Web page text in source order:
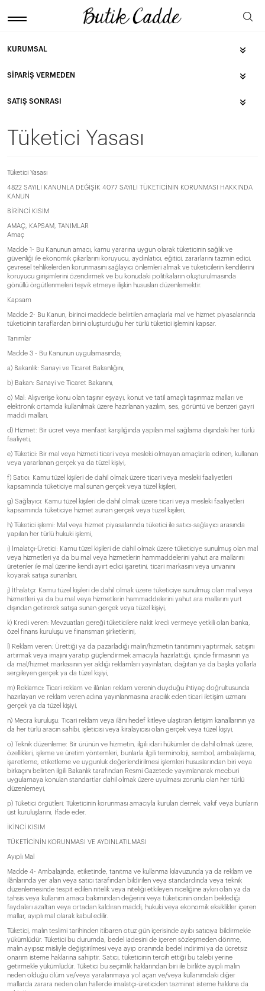
KURUMSAL
SIPARIŞ VERMEDEN
SATIŞ SONRASI
Tüketici Yasası
Tüketici Yasası
4822 SAYILI KANUNLA DEĞİŞİK 4077 SAYILI TÜKETİCİNİN KORUNMASI HAKKINDA
KANUN
BİRİNCİ KISIM
AMAÇ, KAPSAM, TANIMLAR
Amaç
Madde 1- Bu Kanunun amacı, kamu yararına uygun olarak tüketicinin sağlık ve
güvenliği ile ekonomik çıkarlarını koruyucu, aydınlatıcı, eğitici, zararlarını tazmin edici,
çevresel tehlikelerden korunmasını sağlayıcı önlemleri almak ve tüketicilerin kendilerini
koruyucu girişimlerini özendirmek ve bu konudaki politikaların oluşturulmasında
gönüllü örgütlenmeleri teşvik etmeye ilişkin hususları düzenlemektir.
Kapsam
Madde 2- Bu Kanun, birinci maddede belirtilen amaçlarla mal ve hizmet piyasalarında
tüketicinin taraflardan birini oluşturduğu her türlü tüketici işlemini kapsar.
Tanımlar
Madde 3 - Bu Kanunun uygulamasında;
a) Bakanlık: Sanayi ve Ticaret Bakanlığını,
b) Bakan: Sanayi ve Ticaret Bakanını,
c) Mal: Alışverişe konu olan taşınır eşyayı, konut ve tatil amaçlı taşınmaz malları ve
elektronik ortamda kullanılmak üzere hazırlanan yazılım, ses, görüntü ve benzeri gayri
maddi malları,
d) Hizmet: Bir ücret veya menfaat karşılığında yapılan mal sağlama dışındaki her türlü
faaliyeti,
e) Tüketici: Bir mal veya hizmeti ticari veya mesleki olmayan amaçlarla edinen, kullanan
veya yararlanan gerçek ya da tüzel kişiyi,
f) Satıcı: Kamu tüzel kişileri de dahil olmak üzere ticari veya mesleki faaliyetleri
kapsamında tüketiciye mal sunan gerçek veya tüzel kişileri,
g) Sağlayıcı: Kamu tüzel kişileri de dahil olmak üzere ticari veya mesleki faaliyetleri
kapsamında tüketiciye hizmet sunan gerçek veya tüzel kişileri,
h) Tüketici işlemi: Mal veya hizmet piyasalarında tüketici ile satıcı-sağlayıcı arasında
yapılan her türlü hukuki işlemi,
ı) İmalatçı-Üretici: Kamu tüzel kişileri de dahil olmak üzere tüketiciye sunulmuş olan mal
veya hizmetleri ya da bu mal veya hizmetlerin hammaddelerini yahut ara mallarını
üretenler ile mal üzerine kendi ayırt edici işaretini, ticari markasını veya unvanını
koyarak satışa sunanları,
j) İthalatçı: Kamu tüzel kişileri de dahil olmak üzere tüketiciye sunulmuş olan mal veya
hizmetleri ya da bu mal veya hizmetlerin hammaddelerini yahut ara mallarını yurt
dışından getirerek satışa sunan gerçek veya tüzel kişiyi,
k) Kredi veren: Mevzuatları gereği tüketicilere nakit kredi vermeye yetkili olan banka,
özel finans kuruluşu ve finansman şirketlerini,
l) Reklam veren: Ürettiği ya da pazarladığı malın/hizmetin tanıtımını yaptırmak, satışını
artırmak veya imajını yaratıp güçlendirmek amacıyla hazırlattığı, içinde firmasının ya
da mal/hizmet markasının yer aldığı reklamları yayınlatan, dağıtan ya da başka yollarla
sergileyen gerçek ya da tüzel kişiyi,
m) Reklamcı: Ticari reklam ve ilânları reklam verenin duyduğu ihtiyaç doğrultusunda
hazırlayan ve reklam veren adına yayınlanmasına aracılık eden ticari iletişim uzmanı
gerçek ya da tüzel kişiyi,
n) Mecra kuruluşu: Ticari reklam veya ilânı hedef kitleye ulaştıran iletişim kanallarının ya
da her türlü aracın sahibi, işleticisi veya kiralayıcısı olan gerçek veya tüzel kişiyi,
o) Teknik düzenleme: Bir ürünün ve hizmetin, ilgili idari hükümler de dahil olmak üzere,
özellikleri, işleme ve üretim yöntemleri, bunlarla ilgili terminoloji, sembol, ambalajlama,
işaretleme, etiketleme ve uygunluk değerlendirilmesi işlemleri hususlarından biri veya
birkaçını belirten ilgili Bakanlık tarafından Resmi Gazetede yayımlanarak mecburi
uygulamaya konulan standartlar dahil olmak üzere uyulması zorunlu olan her türlü
düzenlemeyi,
p) Tüketici örgütleri: Tüketicinin korunması amacıyla kurulan dernek, vakıf veya bunların
üst kuruluşlarını, İfade eder.
İKİNCİ KISIM
TÜKETİCİNİN KORUNMASI VE AYDINLATILMASI
Ayıplı Mal
Madde 4- Ambalajında, etiketinde, tanıtma ve kullanma kılavuzunda ya da reklam ve
ilânlarında yer alan veya satıcı tarafından bildirilen veya standardında veya teknik
düzenlemesinde tespit edilen nitelik veya niteliği etkileyen niceliğine aykırı olan ya da
tahsis veya kullanım amacı bakımından değerini veya tüketicinin ondan beklediği
faydaları azaltan veya ortadan kaldıran maddi, hukuki veya ekonomik eksiklikler içeren
mallar, ayıplı mal olarak kabul edilir.
Tüketici, malın teslimi tarihinden itibaren otuz gün içerisinde ayıbı satıcıya bildirmekle
yükümlüdür. Tüketici bu durumda, bedel iadesini de içeren sözleşmeden dönme,
malın ayıpsız misliyle değiştirilmesi veya ayıp oranında bedel indirimi ya da ücretsiz
onarım isteme haklarına sahiptir. Satıcı, tüketicinin tercih ettiği bu talebi yerine
getirmekle yükümlüdür. Tüketici bu seçimlik haklarından biri ile birlikte ayıplı malın
neden olduğu ölüm ve/veya yaralanmaya yol açan ve/veya kullanımdaki diğer
mallarda zarara neden olan hallerde imalatçı-üreticiden tazminat isteme hakkına da